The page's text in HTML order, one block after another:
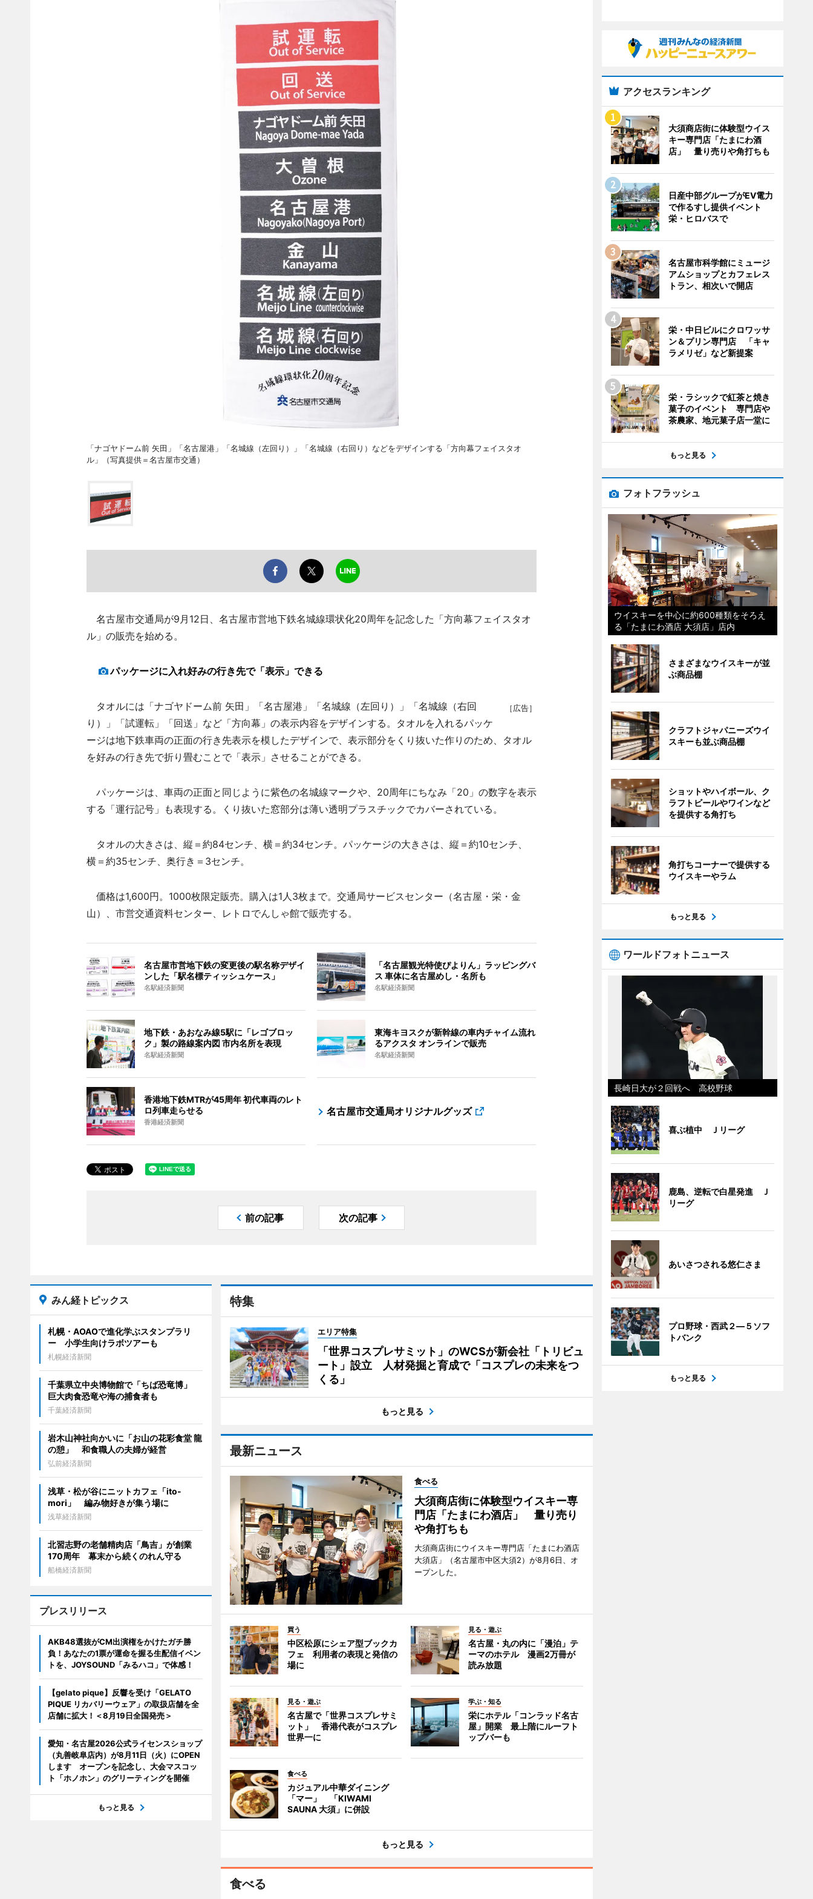
「ナゴヤドーム前 矢田」「名古屋港」「名城線（左回り）」「名城線（右回り）などをデザインする「方向幕フェイスタオ
ル」（写真提供＝名古屋市交通）
名古屋市交通局が9月12日、名古屋市営地下鉄名城線環状化20周年を記念した「方向幕フェイスタオ
ル」の販売を始める。
パッケージに入れ好みの行き先で「表示」できる
［広告］
タオルには「ナゴヤドーム前 矢田」「名古屋港」「名城線（左回り）」「名城線（右回
り）」「試運転」「回送」など「方向幕」の表示内容をデザインする。タオルを入れるパッケ
ージは地下鉄車両の正面の行き先表示を模したデザインで、表示部分をくり抜いた作りのため、タオル
を好みの行き先で折り畳むことで「表示」させることができる。
パッケージは、車両の正面と同じように紫色の名城線マークや、20周年にちなみ「20」の数字を表示
する「運行記号」も表現する。くり抜いた窓部分は薄い透明プラスチックでカバーされている。
タオルの大きさは、縦＝約84センチ、横＝約34センチ。パッケージの大きさは、縦＝約10センチ、
横＝約35センチ、奥行き＝3センチ。
価格は1,600円。1000枚限定販売。購入は1人3枚まで。交通局サービスセンター（名古屋・栄・金
山）、市営交通資料センター、レトロでんしゃ館で販売する。
名古屋市営地下鉄の変更後の駅名称デザイ
ンした「駅名標ティッシュケース」
名駅経済新聞
「名古屋観光特使ぴよりん」ラッピングバ
ス 車体に名古屋めし・名所も
名駅経済新聞
地下鉄・あおなみ線5駅に「レゴブロッ
ク」製の路線案内図 市内名所を表現
名駅経済新聞
東海キヨスクが新幹線の車内チャイム流れ
るアクスタ オンラインで販売
名駅経済新聞
香港地下鉄MTRが45周年 初代車両のレト
ロ列車走らせる
香港経済新聞
名古屋市交通局オリジナルグッズ
前の記事 次の記事
特集
エリア特集
「世界コスプレサミット」のWCSが新会社「トリビュ
ート」設立 人材発掘と育成で「コスプレの未来をつ
くる」
もっと見る
最新ニュース
食べる
大須商店街に体験型ウイスキー専
門店「たまにわ酒店」 量り売り
や角打ちも
大須商店街にウイスキー専門店「たまにわ酒店
大須店」（名古屋市中区大須2）が8月6日、オ
ープンした。
買う
中区松原にシェア型ブックカ
フェ 利用者の表現と発信の
場に
見る・遊ぶ
名古屋・丸の内に「漫泊」テ
ーマのホテル 漫画2万冊が
読み放題
見る・遊ぶ
名古屋で「世界コスプレサミ
ット」 香港代表がコスプレ
世界一に
学ぶ・知る
栄にホテル「コンラッド名古
屋」開業 最上階にルーフト
ップバーも
食べる
カジュアル中華ダイニング
「マー」 「KIWAMI
SAUNA 大須」に併設
もっと見る
食べる
みん経トピックス
札幌・AOAOで進化学ぶスタンプラリ
ー 小学生向けラボツアーも
札幌経済新聞
千葉県立中央博物館で「ちば恐竜博」
巨大肉食恐竜や海の捕食者も
千葉経済新聞
岩木山神社向かいに「お山の花彩食堂 龍
の憩」 和食職人の夫婦が経営
弘前経済新聞
浅草・松が谷にニットカフェ「ito-
mori」 編み物好きが集う場に
浅草経済新聞
北習志野の老舗精肉店「鳥吉」が創業
170周年 幕末から続くのれん守る
船橋経済新聞
プレスリリース
AKB48選抜がCM出演権をかけたガチ勝
負！あなたの1票が運命を握る生配信イベン
トを、JOYSOUND「みるハコ」で体感！
【gelato pique】反響を受け「GELATO
PIQUE リカバリーウェア」の取扱店舗を全
店舗に拡大！＜8月19日全国発売＞
愛知・名古屋2026公式ライセンスショップ
（丸善岐阜店内）が8月11日（火）にOPEN
します オープンを記念し、大会マスコッ
ト「ホノホン」のグリーティングを開催
もっと見る
アクセスランキング
大須商店街に体験型ウイス
キー専門店「たまにわ酒
店」 量り売りや角打ちも
日産中部グループがEV電力
で作るすし提供イベント
栄・ヒロバスで
名古屋市科学館にミュージ
アムショップとカフェレス
トラン、相次いで開店
栄・中日ビルにクロワッサ
ン＆プリン専門店 「キャ
ラメリゼ」など新提案
栄・ラシックで紅茶と焼き
菓子のイベント 専門店や
茶農家、地元菓子店一堂に
もっと見る
フォトフラッシュ
ウイスキーを中心に約600種類をそろえ
る「たまにわ酒店 大須店」店内
さまざまなウイスキーが並
ぶ商品棚
クラフトジャパニーズウイ
スキーも並ぶ商品棚
ショットやハイボール、ク
ラフトビールやワインなど
を提供する角打ち
角打ちコーナーで提供する
ウイスキーやラム
もっと見る
ワールドフォトニュース
長崎日大が２回戦へ 高校野球
喜ぶ植中 Ｊリーグ
鹿島、逆転で白星発進 Ｊ
リーグ
あいさつされる悠仁さま
プロ野球・西武２―５ソフ
トバンク
もっと見る